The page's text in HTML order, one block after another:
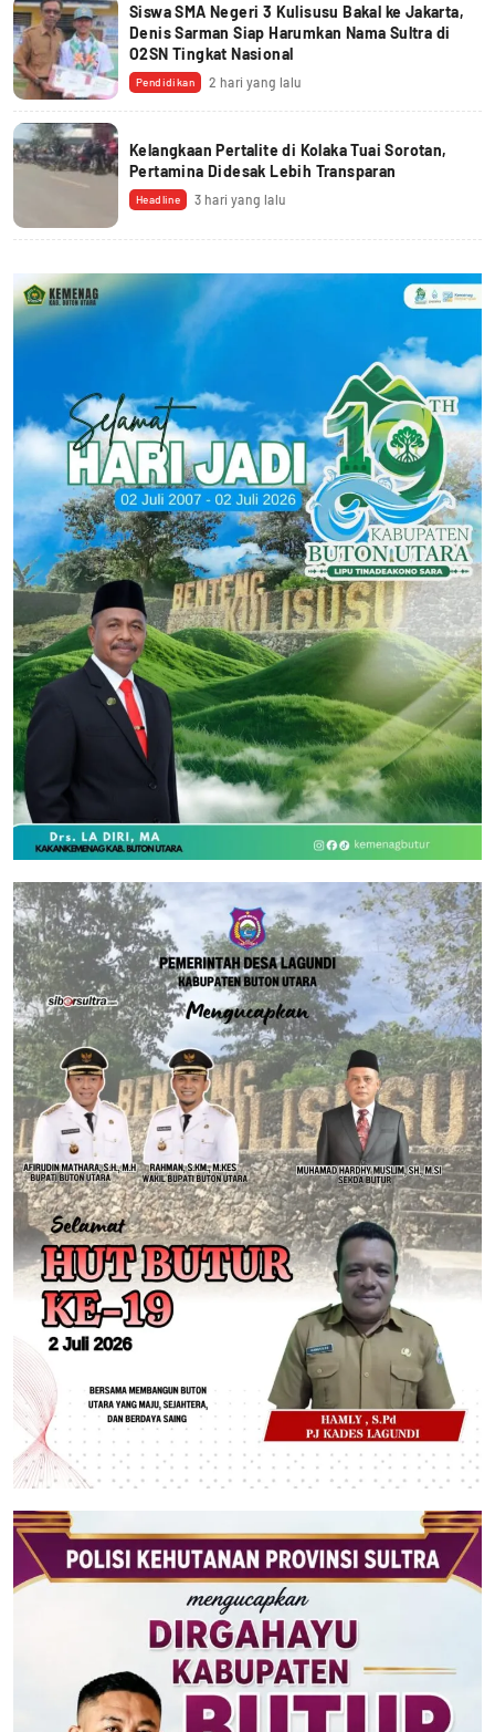
Siswa SMA Negeri 3 Kulisusu Bakal ke Jakarta,
Denis Sarman Siap Harumkan Nama Sultra di
O2SN Tingkat Nasional
Pendidikan 2 hari yang lalu
Kelangkaan Pertalite di Kolaka Tuai Sorotan,
Pertamina Didesak Lebih Transparan
Headline 3 hari yang lalu